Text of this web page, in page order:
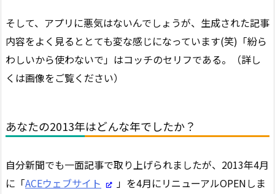
そして、アプリに悪気はないんでしょうが、生成された記事
内容をよく見るととても変な感じになっています(笑)「紛ら
わしいから使わないで」はコッチのセリフである。（詳し
くは画像をご覧ください）
あなたの2013年はどんな年でしたか？
自分新聞でも一面記事で取り上げられましたが、2013年4月
に「ACEウェブサイト
」を4月にリニューアルOPENしま